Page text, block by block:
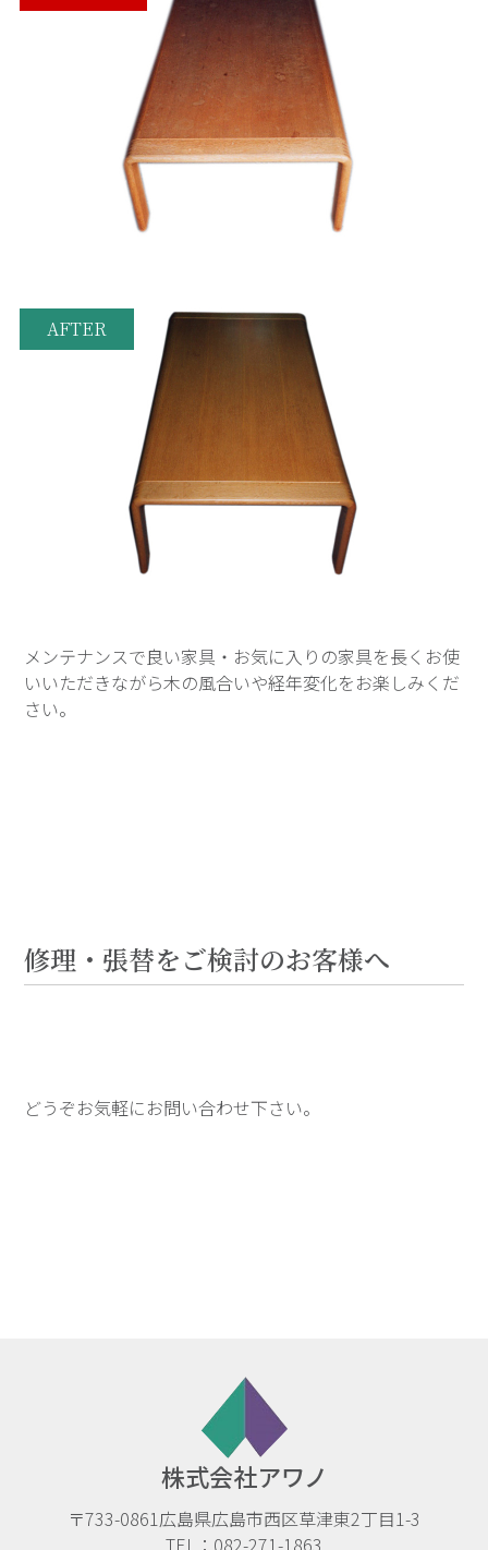
AFTER
メンテナンスで良い家具・お気に入りの家具を長くお使
いいただきながら木の風合いや経年変化をお楽しみくだ
さい。
修理・張替をご検討のお客様へ
どうぞお気軽にお問い合わせ下さい。
株式会社アワノ
〒733-0861広島県広島市西区草津東2丁目1-3